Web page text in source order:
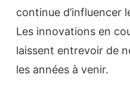
continue d’influencer
Les innovations en
laissent entrevoir de
les années à venir.